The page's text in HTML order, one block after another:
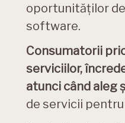
oportunităților
software.
Consumatorii
serviciilor,
atunci când aleg
de servicii pentru